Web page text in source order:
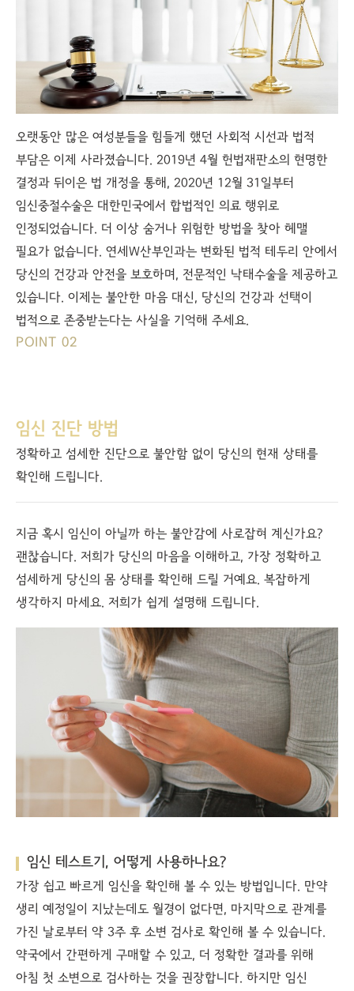
오랫동안 많은 여성분들을 힘들게 했던 사회적 시선과 법적
부담은 이제 사라졌습니다. 2019년 4월 헌법재판소의 현명한
결정과 뒤이은 법 개정을 통해, 2020년 12월 31일부터
임신중절수술은 대한민국에서 합법적인 의료 행위로
인정되었습니다. 더 이상 숨거나 위험한 방법을 찾아 헤맬
필요가 없습니다. 연세W산부인과는 변화된 법적 테두리 안에서
당신의 건강과 안전을 보호하며, 전문적인 낙태수술을 제공하고
있습니다. 이제는 불안한 마음 대신, 당신의 건강과 선택이
법적으로 존중받는다는 사실을 기억해 주세요.
POINT 02
임신 진단 방법
정확하고 섬세한 진단으로 불안함 없이 당신의 현재 상태를
확인해 드립니다.
지금 혹시 임신이 아닐까 하는 불안감에 사로잡혀 계신가요?
괜찮습니다. 저희가 당신의 마음을 이해하고, 가장 정확하고
섬세하게 당신의 몸 상태를 확인해 드릴 거예요. 복잡하게
생각하지 마세요. 저희가 쉽게 설명해 드립니다.
임신 테스트기, 어떻게 사용하나요?
가장 쉽고 빠르게 임신을 확인해 볼 수 있는 방법입니다. 만약
생리 예정일이 지났는데도 월경이 없다면, 마지막으로 관계를
가진 날로부터 약 3주 후 소변 검사로 확인해 볼 수 있습니다.
약국에서 간편하게 구매할 수 있고, 더 정확한 결과를 위해
아침 첫 소변으로 검사하는 것을 권장합니다. 하지만 임신